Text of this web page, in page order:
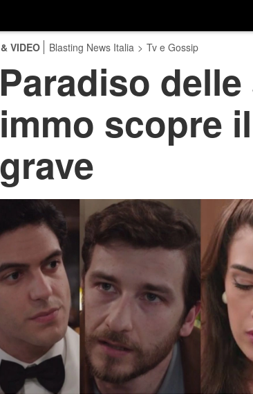
VIDEO Blasting News Italia > Tv e Gossip
scopre